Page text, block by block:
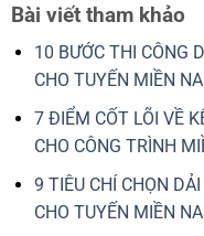
Bài viết tham khảo
10 BƯỚC THI CÔNG
CHO TUYẾN MIỀN
7 ĐIỂM CỐT LÕI VỀ
CHO CÔNG TRÌNH
9 TIÊU CHÍ CHỌN
CHO TUYẾN MIỀN